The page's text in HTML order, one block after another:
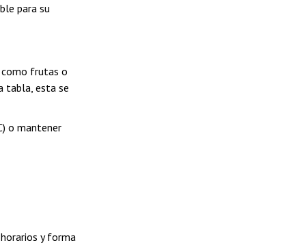
para su
como frutas o
tabla, esta se
o mantener
y forma